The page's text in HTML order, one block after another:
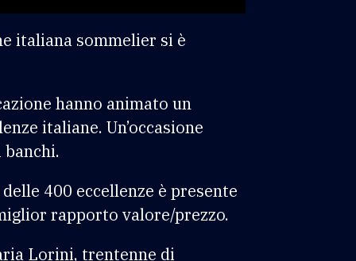
italiana sommelier si è
hanno animato un
italiane. Un’occasione
400 eccellenze è presente
rapporto valore/prezzo.
Lorini, trentenne di